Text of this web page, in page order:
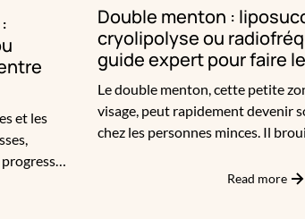
et les
cette
Double menton :
cryolipolyse ou
guide expert pour faire
Le double menton, cette petite
visage, peut rapidement devenir
chez les personnes minces. Il
nouvelle : aujourd’hui, laRead more